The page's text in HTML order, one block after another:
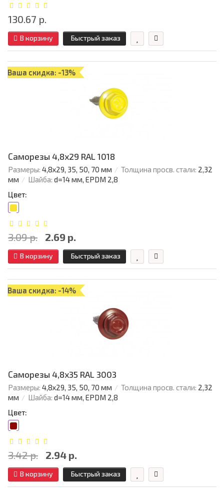
130.67 р.
В корзину Быстрый заказ
Ваша скидка: -13%
Саморезы 4,8х29 RAL 1018
Размеры: 4,8х29, 35, 50, 70 мм Толщина просв. стали: 2,32
мм
Шайба: d=14 мм, EPDM 2,8
Цвет:
3.09 р. 2.69 р.
В корзину Быстрый заказ
Ваша скидка: -14%
Саморезы 4,8х35 RAL 3003
Размеры: 4,8х29, 35, 50, 70 мм Толщина просв. стали: 2,32
мм
Шайба: d=14 мм, EPDM 2,8
Цвет:
3.42 р. 2.94 р.
В корзину Быстрый заказ